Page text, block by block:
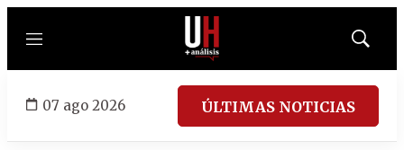
Menú
Mostrar
07 ago 2026 ÚLTIMAS NOTICIAS